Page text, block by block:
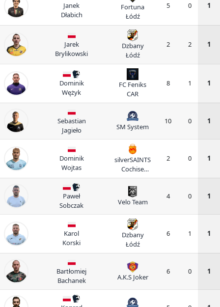
Janek
Dłabich
Fortuna
Łódź
5 0 1
Jarek
Brylikowski
Dzbany
Łódź
2 2 1
Dominik
Wężyk
FC Feniks
CAR
8 1 1
Sebastian
Jagieło
SM System
10 0 1
Dominik
Wojtas
silverSAINTS
Cochise
Burger
2 0 1
Paweł
Sobczak
Velo Team
4 0 1
Karol
Korski
Dzbany
Łódź
6 1 1
Bartłomiej
Bachanek
A.K.S Joker
6 0 1